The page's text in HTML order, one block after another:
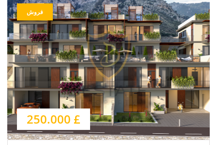
فروش
£ 250.000